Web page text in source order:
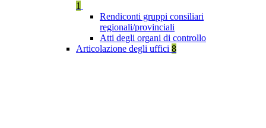
1
Rendiconti gruppi consiliari
regionali/provinciali
Atti degli organi di controllo
Articolazione degli uffici 8